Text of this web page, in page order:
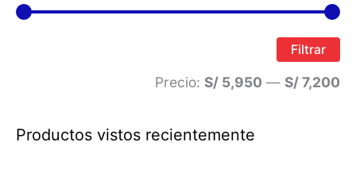
Filtrar
Precio: S/ 5,950 — S/ 7,200
Productos vistos recientemente